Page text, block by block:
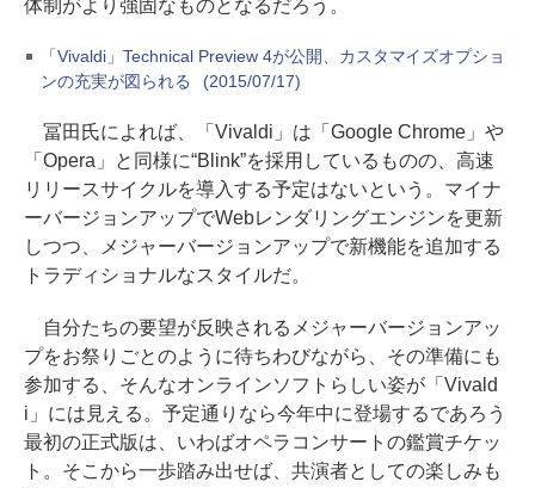
体制がより強固なものとなるだろう。
「Vivaldi」Technical Preview 4が公開、カスタマイズオプショ
ンの充実が図られる
(2015/07/17)
冨田氏によれば、「Vivaldi」は「Google Chrome」や
「Opera」と同様に“Blink”を採用しているものの、高速
リリースサイクルを導入する予定はないという。マイナ
ーバージョンアップでWebレンダリングエンジンを更新
しつつ、メジャーバージョンアップで新機能を追加する
トラディショナルなスタイルだ。
自分たちの要望が反映されるメジャーバージョンアッ
プをお祭りごとのように待ちわびながら、その準備にも
参加する、そんなオンラインソフトらしい姿が「Vivald
i」には見える。予定通りなら今年中に登場するであろう
最初の正式版は、いわばオペラコンサートの鑑賞チケッ
ト。そこから一歩踏み出せば、共演者としての楽しみも